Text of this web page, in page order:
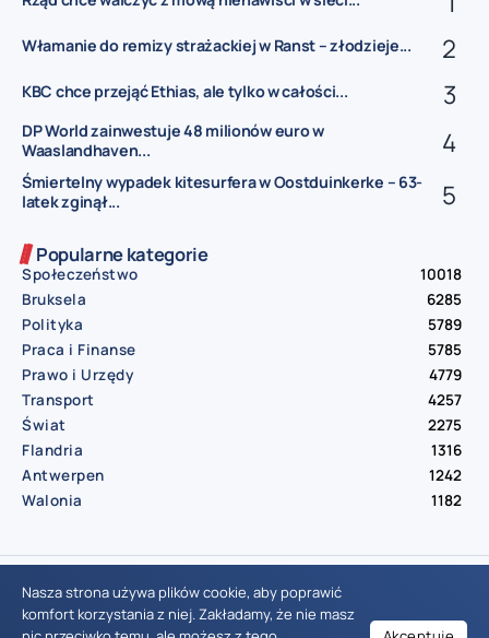
Włamanie do remizy strażackiej w Ranst – złodzieje...
KBC chce przejąć Ethias, ale tylko w całości...
DP World zainwestuje 48 milionów euro w
Waaslandhaven...
Śmiertelny wypadek kitesurfera w Oostduinkerke – 63-
latek zginął...
Popularne kategorie
Społeczeństwo
10018
Bruksela
6285
Polityka
5789
Praca i Finanse
5785
Prawo i Urzędy
4779
Transport
4257
Świat
2275
Flandria
1316
Antwerpen
1242
Walonia
1182
© Aktualnosci.be – All Right Reserved 2016-2026
Nasza strona używa plików cookie, aby poprawić
komfort korzystania z niej. Zakładamy, że nie masz